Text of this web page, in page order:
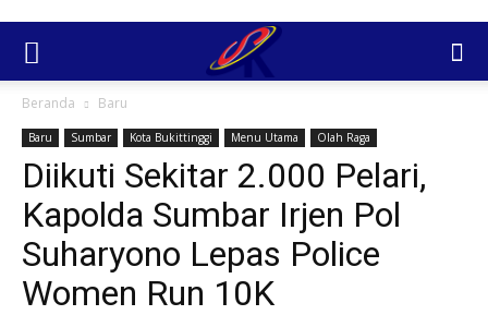
Beranda Baru
Baru Sumbar Kota Bukittinggi Menu Utama Olah Raga
Diikuti Sekitar 2.000 Pelari,
Kapolda Sumbar Irjen Pol
Suharyono Lepas Police
Women Run 10K